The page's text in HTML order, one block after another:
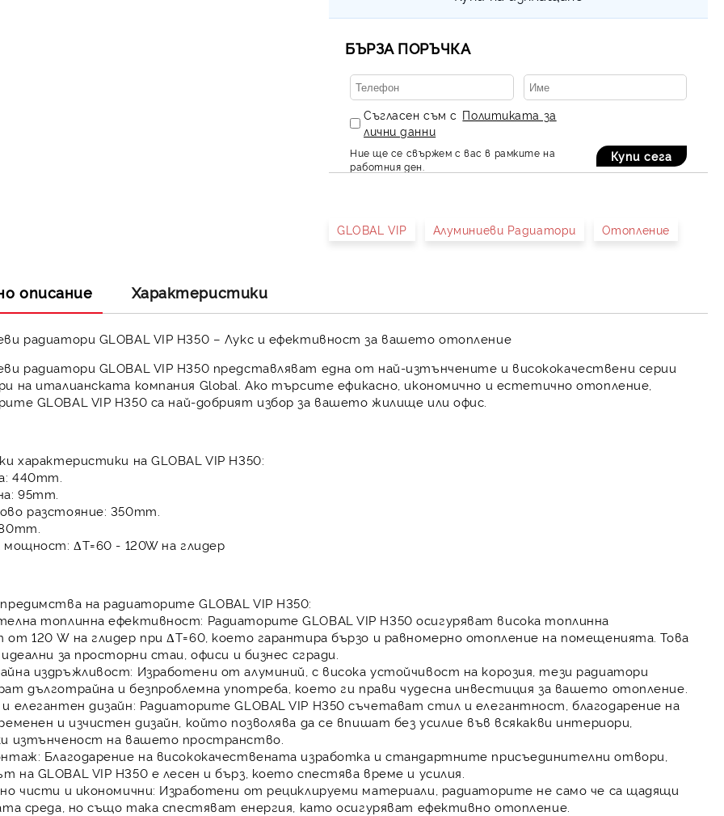
БЪРЗА ПОРЪЧКА
Съгласен съм с Политиката за
лични данни
Ние ще се свържем с вас в рамките на
работния ден.
GLOBAL VIP Алуминиеви Радиатори Отопление
описание Характеристики
радиатори GLOBAL VIP H350 – Лукс и ефективност за вашето отопление
радиатори GLOBAL VIP H350 представляват една от най-изтънчените и висококачествени серии
на италианската компания Global . Ако търсите ефикасно, икономично и естетично отопление,
GLOBAL VIP H350 са най-добрият избор за вашето жилище или офис.
характеристики на GLOBAL VIP H350:
440mm.
95mm.
разстояние: 350mm.
мощност: ΔT=60 - 120W на глидер
на радиаторите GLOBAL VIP H350:
топлинна ефективност: РадиаторитеGLOBAL VIP H350 осигуряват висока топлинна
от 120 W на глидер при ΔT=60, което гарантира бързо и равномерно отопление на помещенията. Това
за просторни стаи, офиси и бизнес сгради.
издръжливост: Изработени от алуминий, с висока устойчивост на корозия, тези радиатори
дълготрайна и безпроблемна употреба , което ги прави чудесна инвестиция за вашето отопление.
елегантен дизайн: РадиаторитеGLOBAL VIP H350 съчетават стил и елегантност, благодарение на
и изчистен дизайн, който позволява да се впишат без усилие във всякакви интериори,
изтънченост на вашето пространство.
Благодарение на висококачествената изработка и стандартните присъединителни отвори,
на GLOBAL VIP H350 е лесен и бърз, което спестява време и усилия.
чисти и икономични: Изработени от рециклируеми материали, радиаторите не само че са щадящи
среда, но също така спестяват енергия, като осигуряват ефективно отопление.